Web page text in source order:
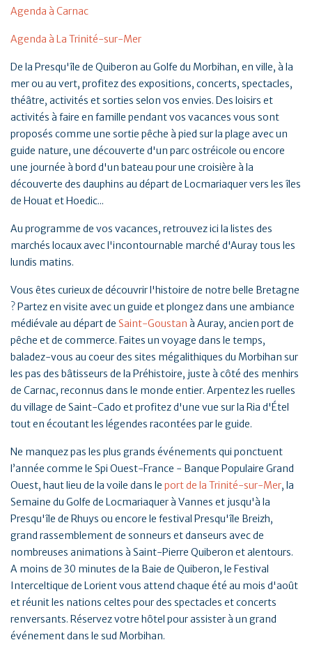
Agenda à Carnac
Agenda à La Trinité-sur-Mer
De la Presqu'île de Quiberon au Golfe du Morbihan, en ville, à la
mer ou au vert, profitez des expositions, concerts, spectacles,
théâtre, activités et sorties selon vos envies. Des loisirs et
activités à faire en famille pendant vos vacances vous sont
proposés comme une sortie pêche à pied sur la plage avec un
guide nature, une découverte d'un parc ostréicole ou encore
une journée à bord d'un bateau pour une croisière à la
découverte des dauphins au départ de Locmariaquer vers les îles
de Houat et Hoedic...
Au programme de vos vacances, retrouvez ici la listes des
marchés locaux avec l'incontournable marché d'Auray tous les
lundis matins.
Vous êtes curieux de découvrir l'histoire de notre belle Bretagne
? Partez en visite avec un guide et plongez dans une ambiance
médiévale au départ de Saint-Goustan à Auray, ancien port de
pêche et de commerce. Faites un voyage dans le temps,
baladez-vous au coeur des sites mégalithiques du Morbihan sur
les pas des bâtisseurs de la Préhistoire, juste à côté des menhirs
de Carnac, reconnus dans le monde entier. Arpentez les ruelles
du village de Saint-Cado et profitez d'une vue sur la Ria d'Étel
tout en écoutant les légendes racontées par le guide.
Ne manquez pas les plus grands événements qui ponctuent
l’année comme le Spi Ouest-France - Banque Populaire Grand
Ouest, haut lieu de la voile dans le port de la Trinité-sur-Mer, la
Semaine du Golfe de Locmariaquer à Vannes et jusqu'à la
Presqu'île de Rhuys ou encore le festival Presqu'île Breizh,
grand rassemblement de sonneurs et danseurs avec de
nombreuses animations à Saint-Pierre Quiberon et alentours.
A moins de 30 minutes de la Baie de Quiberon, le Festival
Interceltique de Lorient vous attend chaque été au mois d'août
et réunit les nations celtes pour des spectacles et concerts
renversants. Réservez votre hôtel pour assister à un grand
événement dans le sud Morbihan.